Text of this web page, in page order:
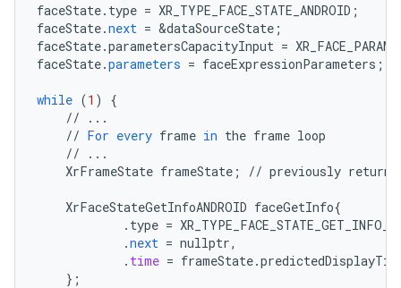
faceState. type = XR_TYPE_FACE_STATE_ANDROID ;
faceState.next = &dataSourceState ;
faceState.parametersCapacityInput =
faceState.parameters = faceExpressionParameters ;
while (1 )
{
//
...
// For every frame in the frame loop
//
...
XrFrameState frameState ; // previously
XrFaceStateGetInfoANDROID faceGetInfo{
. type =
.next = nullptr,
. time = frameState.
} ;